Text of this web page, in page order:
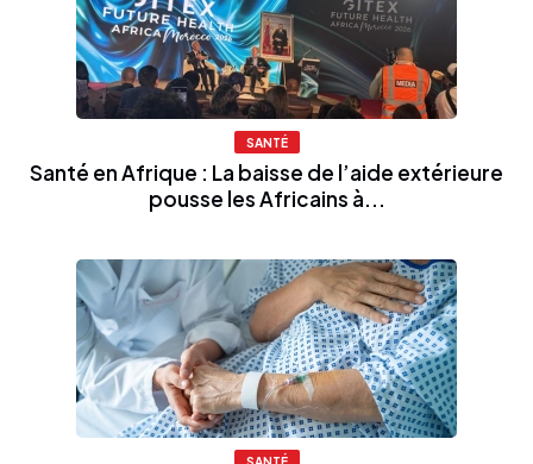
SANTÉ
Santé en Afrique : La baisse de l’aide extérieure
pousse les Africains à...
SANTÉ